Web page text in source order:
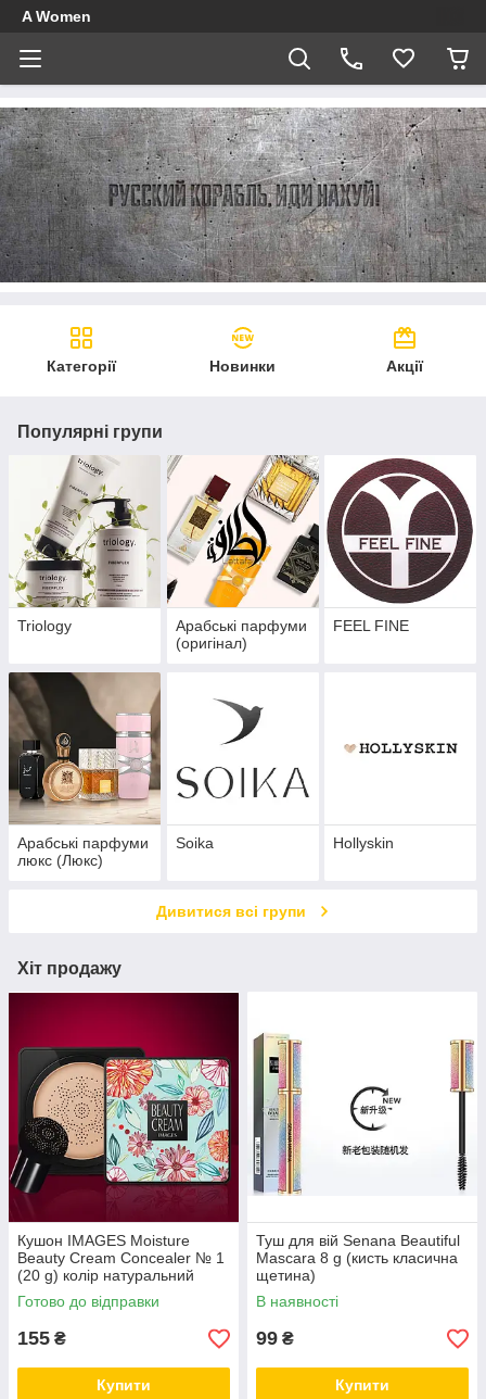
A Women
Категорії Новинки Акції
Популярні групи
Triology
Арабські парфуми
(оригінал)
FEEL FINE
Арабські парфуми
люкс (Люкс)
Soika Hollyskin
Дивитися всі групи
Хіт продажу
Кушон IMAGES Moisture
Beauty Cream Concealer № 1
(20 g) колір натуральний
Готово до відправки
155 ₴
Купити
Туш для вій Senana Beautiful
Mascara 8 g (кисть класична
щетина)
В наявності
99 ₴
Купити